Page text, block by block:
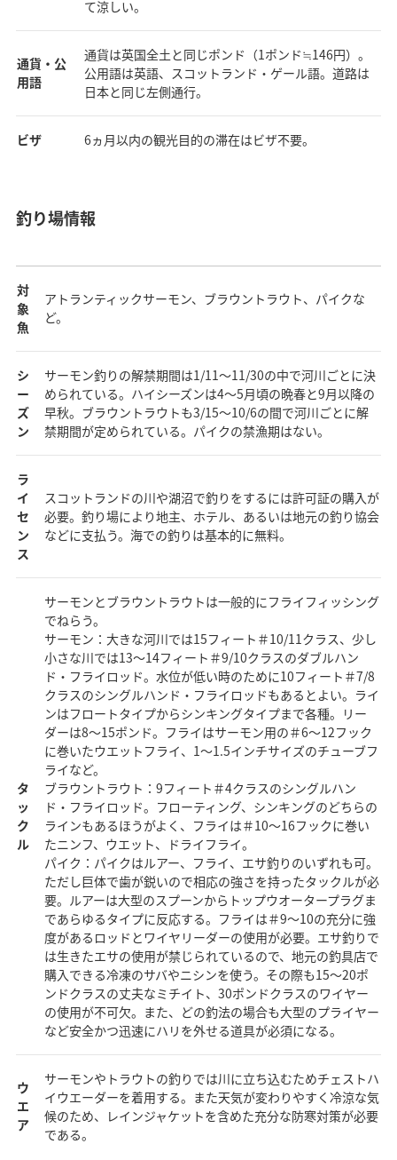
て涼しい。
通貨・公
用語
通貨は英国全土と同じポンド（1ポンド≒146円）。
公用語は英語、スコットランド・ゲール語。道路は
日本と同じ左側通行。
ビザ 6ヵ月以内の観光目的の滞在はビザ不要。
釣り場情報
対
象
魚
アトランティックサーモン、ブラウントラウト、パイクな
ど。
シ
ー
ズ
ン
サーモン釣りの解禁期間は1/11～11/30の中で河川ごとに決
められている。ハイシーズンは4～5月頃の晩春と9月以降の
早秋。ブラウントラウトも3/15～10/6の間で河川ごとに解
禁期間が定められている。パイクの禁漁期はない。
ラ
イ
セ
ン
ス
スコットランドの川や湖沼で釣りをするには許可証の購入が
必要。釣り場により地主、ホテル、あるいは地元の釣り協会
などに支払う。海での釣りは基本的に無料。
タ
ッ
ク
ル
サーモンとブラウントラウトは一般的にフライフィッシング
でねらう。
サーモン：大きな河川では15フィート＃10/11クラス、少し
小さな川では13～14フィート＃9/10クラスのダブルハン
ド・フライロッド。水位が低い時のために10フィート＃7/8
クラスのシングルハンド・フライロッドもあるとよい。ライ
ンはフロートタイプからシンキングタイプまで各種。リー
ダーは8～15ポンド。フライはサーモン用の＃6～12フック
に巻いたウエットフライ、1～1.5インチサイズのチューブフ
ライなど。
ブラウントラウト：9フィート＃4クラスのシングルハン
ド・フライロッド。フローティング、シンキングのどちらの
ラインもあるほうがよく、フライは＃10～16フックに巻い
たニンフ、ウエット、ドライフライ。
パイク：パイクはルアー、フライ、エサ釣りのいずれも可。
ただし巨体で歯が鋭いので相応の強さを持ったタックルが必
要。ルアーは大型のスプーンからトップウオータープラグま
であらゆるタイプに反応する。フライは＃9～10の充分に強
度があるロッドとワイヤリーダーの使用が必要。エサ釣りで
は生きたエサの使用が禁じられているので、地元の釣具店で
購入できる冷凍のサバやニシンを使う。その際も15～20ポ
ンドクラスの丈夫なミチイト、30ポンドクラスのワイヤー
の使用が不可欠。また、どの釣法の場合も大型のプライヤー
など安全かつ迅速にハリを外せる道具が必須になる。
ウ
エ
ア
サーモンやトラウトの釣りでは川に立ち込むためチェストハ
イウエーダーを着用する。また天気が変わりやすく冷涼な気
候のため、レインジャケットを含めた充分な防寒対策が必要
である。